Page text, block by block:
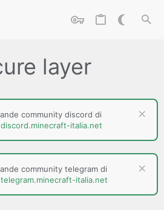
layer
community discord di
discord.minecraft-italia.net
community telegram di
telegram.minecraft-italia.net